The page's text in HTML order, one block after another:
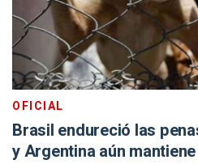
OFICIAL
Brasil endureció las
y Argentina aún